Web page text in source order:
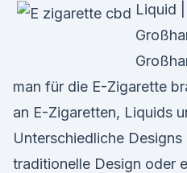
Liquid
man für die E-Zigarette
an E-Zigaretten, Liquids
Unterschiedliche
traditionelle Design oder